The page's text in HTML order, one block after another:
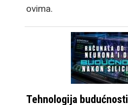
ovima.
Tehnologija budućnosti